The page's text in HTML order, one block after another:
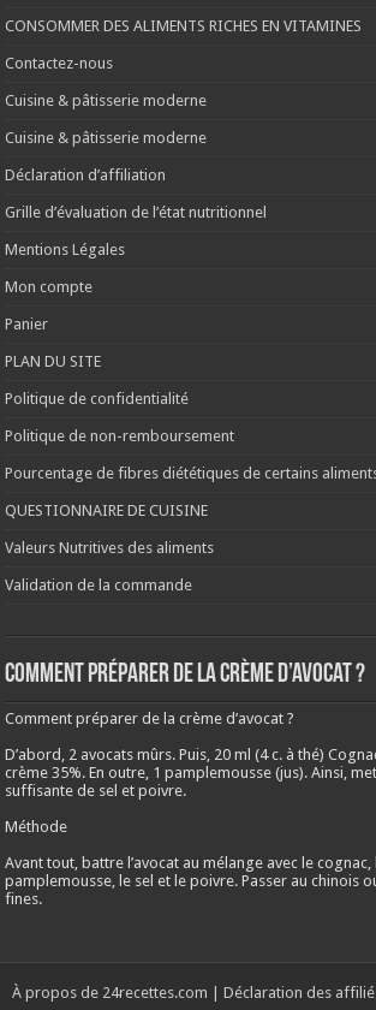
CONSOMMER DES ALIMENTS RICHES EN VITAMINES
Contactez-nous
Cuisine & pâtisserie moderne
Cuisine & pâtisserie moderne
Déclaration d’affiliation
Grille d’évaluation de l’état nutritionnel
Mentions Légales
Mon compte
Panier
PLAN DU SITE
Politique de confidentialité
Politique de non-remboursement
Pourcentage de fibres diététiques de certains
QUESTIONNAIRE DE CUISINE
Valeurs Nutritives des aliments
Validation de la commande
Comment préparer de la crème d’avocat ?
Comment préparer de la crème d’avocat ?
D’abord, 2 avocats mûrs. Puis, 20 ml (4 c. à thé)
crème 35%. En outre, 1 pamplemousse (jus). Ainsi,
suffisante de sel et poivre.
Méthode
Avant tout, battre l’avocat au mélange avec le
pamplemousse, le sel et le poivre. Passer au chinois
fines.
À propos de 24recettes.com Déclaration des